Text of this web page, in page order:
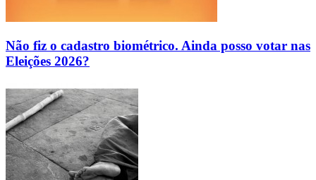
Não fiz o cadastro biométrico. Ainda posso votar nas
Eleições 2026?